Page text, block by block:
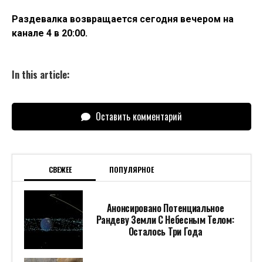
Раздевалка возвращается сегодня вечером на
канале 4 в 20:00.
In this article:
Оставить комментарий
СВЕЖЕЕ ПОПУЛЯРНОЕ
Анонсировано Потенциальное
Рандеву Земли С Небесным Телом:
Осталось Три Года